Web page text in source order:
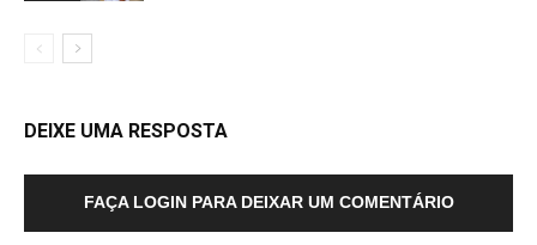
DEIXE UMA RESPOSTA
FAÇA LOGIN PARA DEIXAR UM COMENTÁRIO